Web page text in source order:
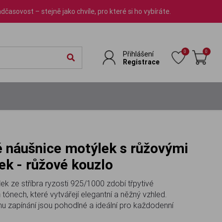
– stejně jako chvíle, pro které si ho vybíráte.
Přihlášení
Registrace
0 0
- růžové kouzlo
ze stříbra ryzosti 925/1000 zdobí třpytivé
které vytvářejí elegantní a něžný vzhled.
zapínání jsou pohodlné a ideální pro každodenní